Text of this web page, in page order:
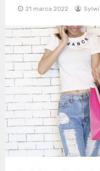
21 marca 2022